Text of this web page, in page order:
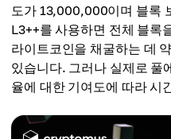
도가 13,000,000이며 블록
L3++를 사용하면 전체 블록
라이트코인을 채굴하는 데
있습니다. 그러나 실제로 풀
율에 대한 기여도에 따라 시